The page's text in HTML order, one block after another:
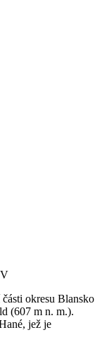
okresu Blansko
(607 m n. m.).
jež je